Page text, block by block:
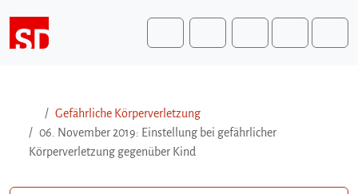
Search
Gefährliche Körperverletzung
06. November 2019: Einstellung bei gefährlicher
Körperverletzung gegenüber Kind